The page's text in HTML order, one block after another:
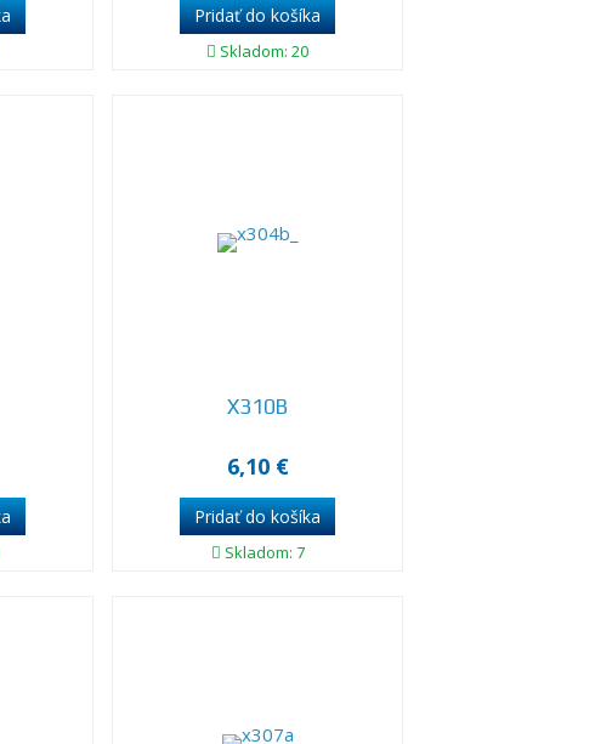
Skladom: 20
X310B
6,10 €
Skladom: 7